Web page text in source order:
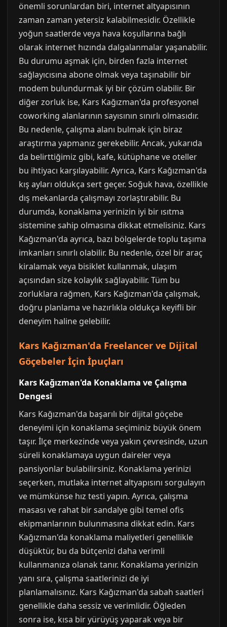
önemli sorunlardan biri, internet altyapısının
zaman zaman yetersiz kalabilmesidir. Özellikle
yoğun saatlerde veya hava koşullarına bağlı
olarak internet hızında dalgalanmalar yaşanabilir.
Bu durumu aşmak için, birden fazla internet
sağlayıcısına abone olmak veya taşınabilir bir
modem bulundurmak iyi bir çözüm olabilir. Bir
diğer zorluk ise, Kars Kağızman'da profesyonel
coworking alanlarının sayısının sınırlı olmasıdır.
Bu nedenle, çalışma alanı bulmak için biraz
araştırma yapmanız gerekebilir. Ancak, yukarıda
da belirttiğimiz gibi, kafe, kütüphane ve oteller
bu ihtiyacı karşılayabilir. Ayrıca, Kars Kağızman'da
kış ayları oldukça sert geçer. Soğuk hava, özellikle
dış mekanlarda çalışmayı zorlaştırabilir. Bu
durumda, konaklama yerinizin iyi bir ısıtma
sistemine sahip olmasına dikkat etmelisiniz. Kars
Kağızman'da ayrıca, bazı bölgelerde toplu taşıma
imkanları sınırlı olabilir. Bu nedenle, özel bir araç
kiralamak veya bisiklet kullanmak, ulaşım
açısından size kolaylık sağlayabilir. Tüm bu
zorluklara rağmen, Kars Kağızman'da çalışmak,
doğru planlama ve hazırlıkla oldukça keyifli bir
deneyim haline gelebilir.
Kars Kağızman'da Freelancer ve Dijital
Göçebeler İçin İpuçları
Kars Kağızman'da Konaklama ve Çalışma
Dengesi
Kars Kağızman'da başarılı bir dijital göçebe
deneyimi için konaklama seçiminiz büyük önem
taşır. İlçe merkezinde veya yakın çevresinde, uzun
süreli konaklamaya uygun daireler veya
pansiyonlar bulabilirsiniz. Konaklama yerinizi
seçerken, mutlaka internet altyapısını sorgulayın
ve mümkünse hız testi yapın. Ayrıca, çalışma
masası ve rahat bir sandalye gibi temel ofis
ekipmanlarının bulunmasına dikkat edin. Kars
Kağızman'da konaklama maliyetleri genellikle
düşüktür, bu da bütçenizi daha verimli
kullanmanıza olanak tanır. Konaklama yerinizin
yanı sıra, çalışma saatlerinizi de iyi
planlamalısınız. Kars Kağızman'da sabah saatleri
genellikle daha sessiz ve verimlidir. Öğleden
sonra ise, kısa bir yürüyüş yaparak veya bir